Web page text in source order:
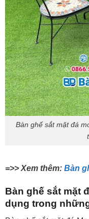
Bàn ghế sắt mặt đá
=>> Xem thêm: Bàn
Bàn ghế sắt mặt
dụng trong